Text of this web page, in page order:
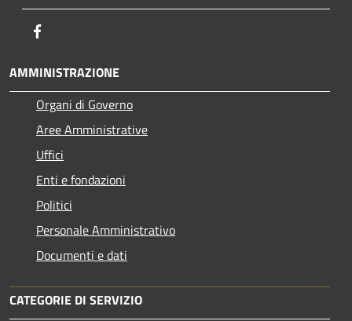
AMMINISTRAZIONE
Organi di Governo
Aree Amministrative
Uffici
Enti e fondazioni
Politici
Personale Amministrativo
Documenti e dati
CATEGORIE DI SERVIZIO